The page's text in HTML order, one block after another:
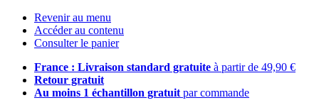
Revenir au menu
Accéder au contenu
Consulter le panier
France : Livraison standard gratuite à partir de 49,90 €
Retour gratuit
Au moins 1 échantillon gratuit par commande